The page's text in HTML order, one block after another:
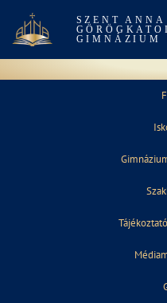
SZENT ANNA
GIMNÁZIUM
2026/